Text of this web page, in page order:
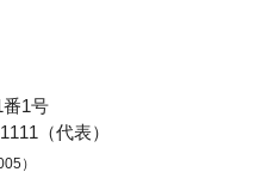
1号
（代表）
）